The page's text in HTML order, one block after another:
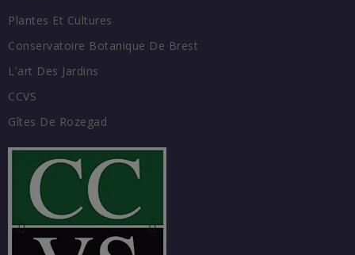
Plantes Et Cultures
Conservatoire Botanique De Brest
L'art Des Jardins
CCVS
Gîtes De Rozegad